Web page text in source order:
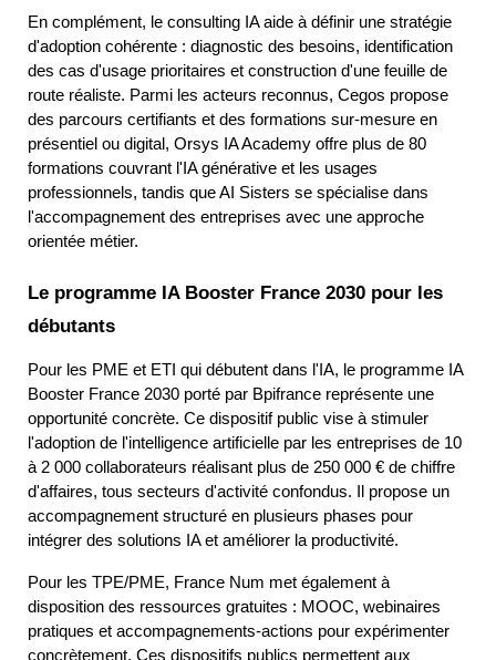
En complément, le consulting IA aide à définir une stratégie
d'adoption cohérente : diagnostic des besoins, identification
des cas d'usage prioritaires et construction d'une feuille de
route réaliste. Parmi les acteurs reconnus, Cegos propose
des parcours certifiants et des formations sur-mesure en
présentiel ou digital, Orsys IA Academy offre plus de 80
formations couvrant l'IA générative et les usages
professionnels, tandis que AI Sisters se spécialise dans
l'accompagnement des entreprises avec une approche
orientée métier.
Le programme IA Booster France 2030 pour les
débutants
Pour les PME et ETI qui débutent dans l'IA, le programme IA
Booster France 2030 porté par Bpifrance représente une
opportunité concrète. Ce dispositif public vise à stimuler
l'adoption de l'intelligence artificielle par les entreprises de 10
à 2 000 collaborateurs réalisant plus de 250 000 € de chiffre
d'affaires, tous secteurs d'activité confondus. Il propose un
accompagnement structuré en plusieurs phases pour
intégrer des solutions IA et améliorer la productivité.
Pour les TPE/PME, France Num met également à
disposition des ressources gratuites : MOOC, webinaires
pratiques et accompagnements-actions pour expérimenter
concrètement. Ces dispositifs publics permettent aux